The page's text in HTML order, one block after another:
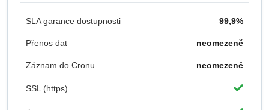
SLA garance dostupnosti 99,9%
Přenos dat neomezeně
Záznam do Cronu neomezeně
SSL (https)